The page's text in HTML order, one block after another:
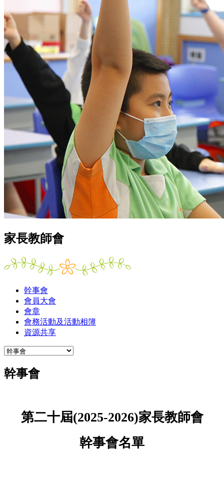
家長教師會
幹事會
會員大會
會章
會務活動及活動相簿
資源共享
幹事會
第二十屆(2025-2026)家長教師會
幹事會名單